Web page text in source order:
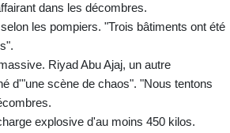
dans les décombres.
les pompiers. "Trois bâtiments ont été
Riyad Abu Ajaj, un autre
d'"une scène de chaos". "Nous tentons
explosive d'au moins 450 kilos.